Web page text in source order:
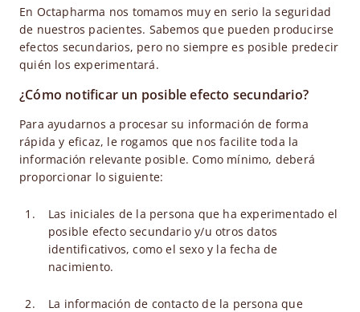
En Octapharma nos tomamos muy en serio la seguridad
de nuestros pacientes. Sabemos que pueden producirse
efectos secundarios, pero no siempre es posible predecir
quién los experimentará.
¿Cómo notificar un posible efecto secundario?
Para ayudarnos a procesar su información de forma
rápida y eficaz, le rogamos que nos facilite toda la
información relevante posible. Como mínimo, deberá
proporcionar lo siguiente:
Las iniciales de la persona que ha experimentado el
posible efecto secundario y/u otros datos
identificativos, como el sexo y la fecha de
nacimiento.
La información de contacto de la persona que